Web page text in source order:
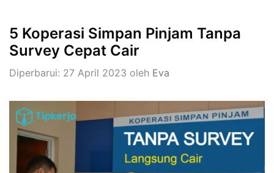
5 Koperasi Simpan Pinjam Tanpa
Survey Cepat Cair
Diperbarui: 27 April 2023 oleh Eva